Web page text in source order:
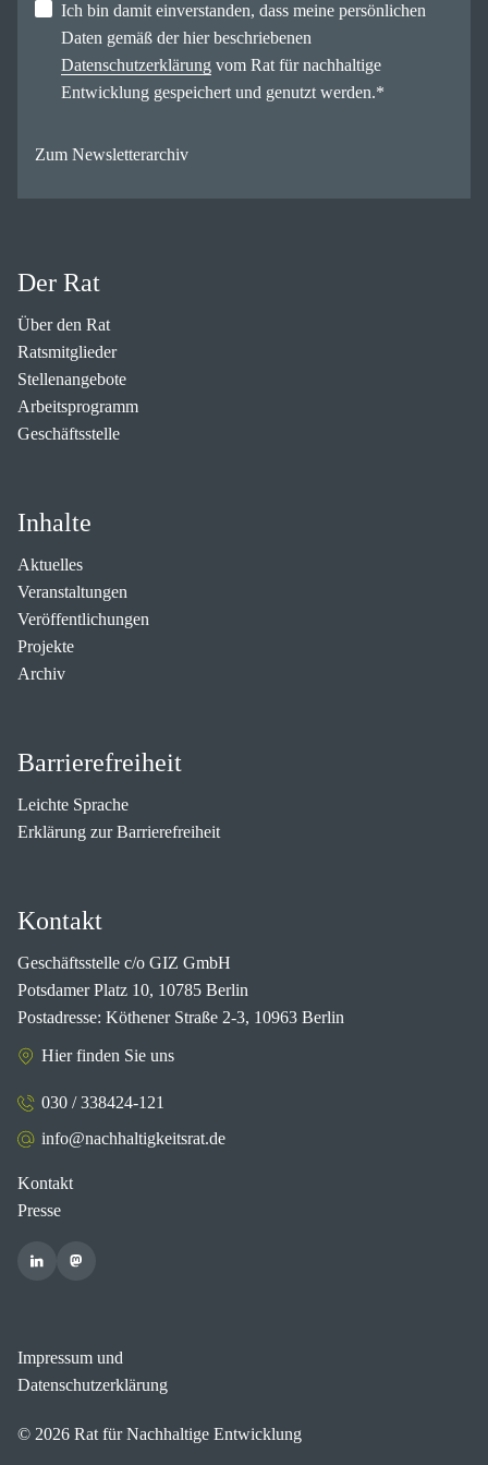
Ich bin damit einverstanden, dass meine persönlichen
Daten gemäß der hier beschriebenen
Datenschutzerklärung vom Rat für nachhaltige
Entwicklung gespeichert und genutzt werden.*
Zum Newsletterarchiv
Der Rat
Über den Rat
Ratsmitglieder
Stellenangebote
Arbeitsprogramm
Geschäftsstelle
Inhalte
Aktuelles
Veranstaltungen
Veröffentlichungen
Projekte
Archiv
Barrierefreiheit
Leichte Sprache
Erklärung zur Barrierefreiheit
Kontakt
Geschäftsstelle c/o GIZ GmbH
Potsdamer Platz 10, 10785 Berlin
Postadresse: Köthener Straße 2-3, 10963 Berlin
Hier finden Sie uns
030 / 338424-121
info@nachhaltigkeitsrat.de
Kontakt
Presse
Impressum und
Datenschutzerklärung
© 2026 Rat für Nachhaltige Entwicklung